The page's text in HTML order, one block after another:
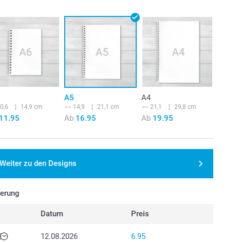
14,9 cm
11.95
A5
14,9 21,1 cm
Ab 16.95
A4
21,1 29,8 cm
Ab19.95
Weiter zu den Designs
Datum Preis
12.08.2026 6.95